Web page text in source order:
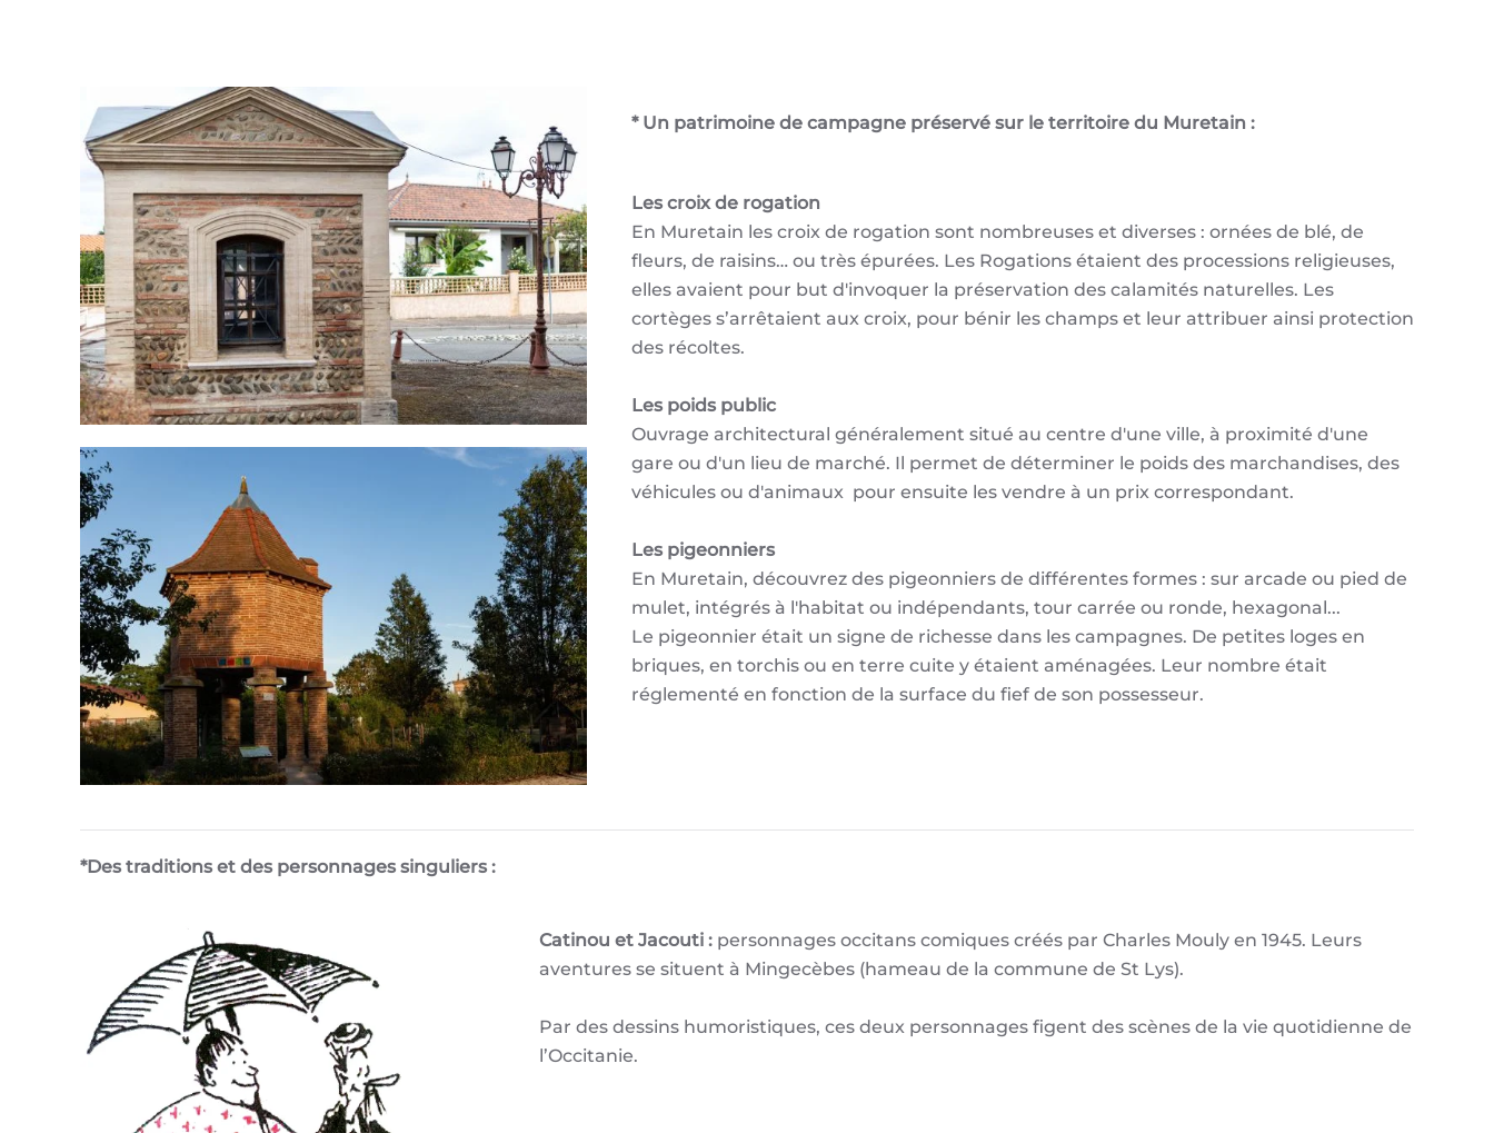
* Un patrimoine de campagne préservé sur le territoire du Muretain :
Les croix de rogation
En Muretain les croix de rogation sont nombreuses et diverses : ornées de blé, de
fleurs, de raisins… ou très épurées. Les Rogations étaient des processions religieuses,
elles avaient pour but d'invoquer la préservation des calamités naturelles. Les
cortèges s’arrêtaient aux croix, pour bénir les champs et leur attribuer ainsi protection
des récoltes.
Les poids public
Ouvrage architectural généralement situé au centre d'une ville, à proximité d'une
gare ou d'un lieu de marché. Il permet de déterminer le poids des marchandises, des
véhicules ou d'animaux pour ensuite les vendre à un prix correspondant.
Les pigeonniers
En Muretain, découvrez des pigeonniers de différentes formes : sur arcade ou pied de
mulet, intégrés à l'habitat ou indépendants, tour carrée ou ronde, hexagonal...
Le pigeonnier était un signe de richesse dans les campagnes. De petites loges en
briques, en torchis ou en terre cuite y étaient aménagées. Leur nombre était
réglementé en fonction de la surface du fief de son possesseur.
*Des traditions et des personnages singuliers :
Catinou et Jacouti : personnages occitans comiques créés par Charles Mouly en 1945. Leurs
aventures se situent à Mingecèbes (hameau de la commune de St Lys).
Par des dessins humoristiques, ces deux personnages figent des scènes de la vie quotidienne de
l’Occitanie.